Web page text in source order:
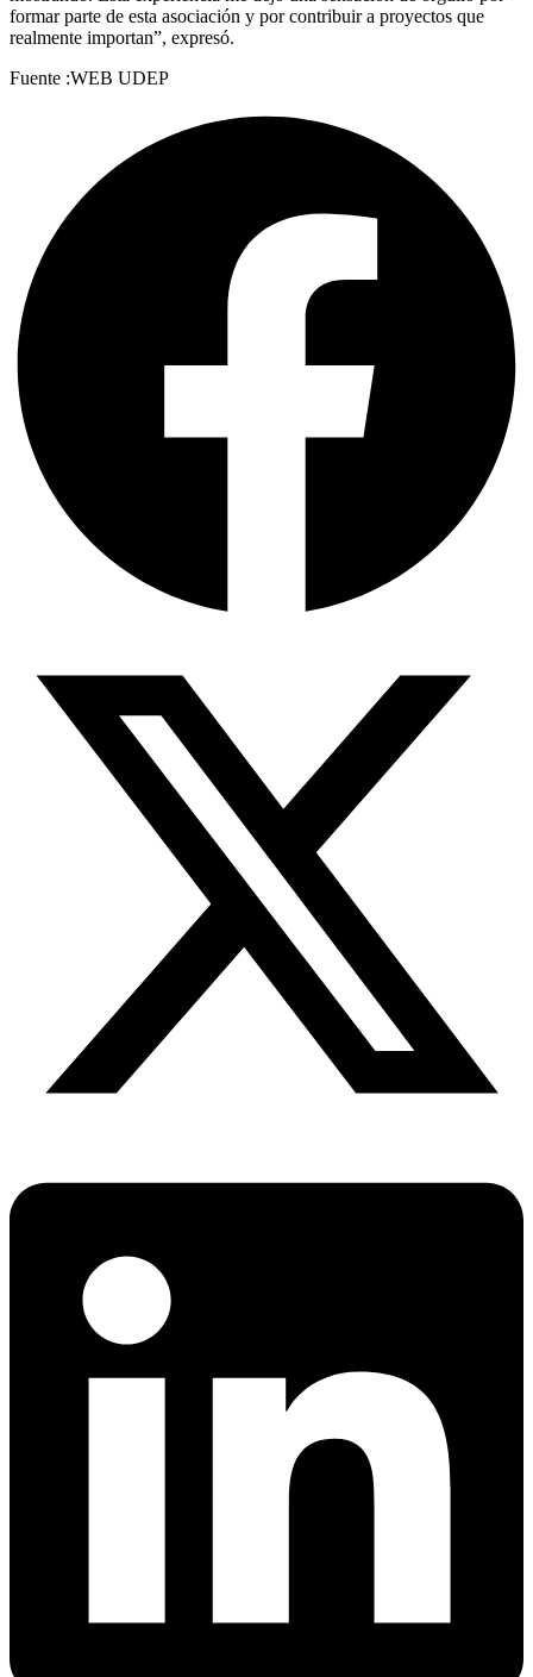
formar parte de esta asociación y por contribuir a proyectos que
realmente importan”, expresó.
Fuente :WEB UDEP